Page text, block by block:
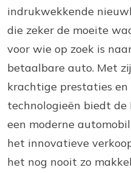
indrukwekkende
die zeker de moeite
voor wie op zoek is
betaalbare auto. Met
krachtige prestaties en
technologieën biedt de
een moderne
het innovatieve
het nog nooit zo